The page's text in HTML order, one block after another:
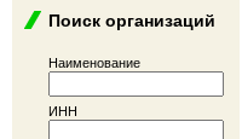
Поиск организаций
Наименование
ИНН